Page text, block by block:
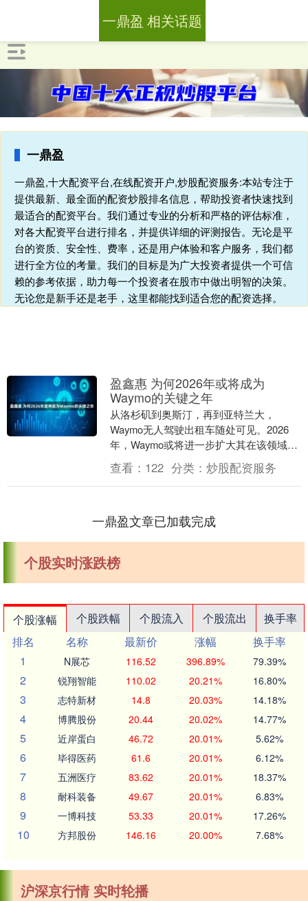
一鼎盈
一鼎盈,十大配资平台,在线配资开户,炒股配资服务:本站专注于
提供最新、最全面的配资炒股排名信息，帮助投资者快速找到
最适合的配资平台。我们通过专业的分析和严格的评估标准，
对各大配资平台进行排名，并提供详细的评测报告。无论是平
台的资质、安全性、费率，还是用户体验和客户服务，我们都
进行全方位的考量。我们的目标是为广大投资者提供一个可信
赖的参考依据，助力每一个投资者在股市中做出明智的决策。
无论您是新手还是老手，这里都能找到适合您的配资选择。
一鼎盈 相关话题
盈鑫惠 为何2026年或将成为
Waymo的关键之年
从洛杉矶到奥斯汀，再到亚特兰大，
Waymo无人驾驶出租车随处可见。2026
年，Waymo或将进一步扩大其在该领域的
领先优势。 Waymo隶属于字母表公司（谷
歌....
查看： 122 分类： 炒股配资服务
一鼎盈文章已加载完成
个股实时涨跌榜
个股涨幅 个股跌幅 个股流入 个股流出
换手率
排名
名称 最新价 涨幅
换手率
1
N展芯 116.52 396.89% 79.39%
2 锐翔智能 110.02 20.21% 16.80%
3 志特新材 14.8 20.03% 14.18%
4 博腾股份 20.44 20.02% 14.77%
5 近岸蛋白 46.72 20.01% 5.62%
6 毕得医药 61.6 20.01% 6.12%
7 五洲医疗 83.62 20.01% 18.37%
8 耐科装备 49.67 20.01% 6.83%
9 一博科技 53.33 20.01% 17.26%
10 方邦股份 146.16 20.00% 7.68%
沪深京行情 实时轮播